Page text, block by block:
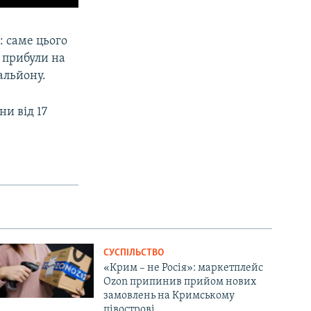
саме цього
на
від 17
СУСПІЛЬСТВО
«Крим – не Росія»: маркетплейс
Ozon припинив прийом нових
замовлень на Кримському